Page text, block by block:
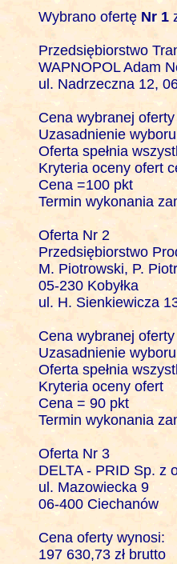
Wybrano ofertę Nr 1
Przedsiębiorstwo
WAPNOPOL Adam
ul. Nadrzeczna 12,
Cena wybranej
Uzasadnienie
Oferta spełnia
Kryteria oceny ofert
Cena =100 pkt
Termin wykonania
Oferta Nr 2
Przedsiębiorstwo
M. Piotrowski, P.
05-230 Kobyłka
ul. H. Sienkiewicza
Cena wybranej
Uzasadnienie
Oferta spełnia
Kryteria oceny ofert
Cena = 90 pkt
Termin wykonania
Oferta Nr 3
DELTA - PRID Sp. z
ul. Mazowiecka 9
06-400 Ciechanów
Cena oferty wynosi:
197 630,73 zł brutto